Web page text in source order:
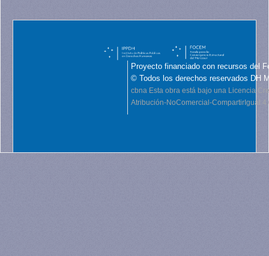
Proyecto financiado con recursos del
© Todos los derechos reservados DH
cbna Esta obra está bajo una Licencia
Atribución-NoComercial-CompartirIgual